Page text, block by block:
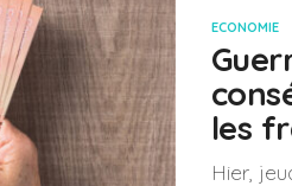
ECONOMIE
les
Hier,